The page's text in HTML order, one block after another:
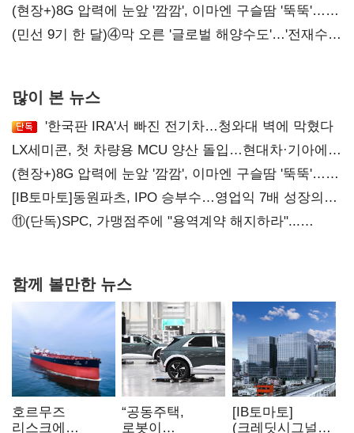
압박 시사
(현장+)8G 압력에 눈앞 '깜깜', 이마엔 구슬땀 '뚝뚝'…
화려한 에어쇼 뒤 땀방울
(민선 9기 한 달)④막 오른 '글로벌 해양수도'…'전재수
많이 본 뉴스
'한국판 IRA'서 빠진 전기차…청와대 벽에 막혔다
LX세미콘, 첫 차량용 MCU 양산 돌입…현대차·기아에
공급
(현장+)8G 압력에 눈앞 '깜깜', 이마엔 구슬땀 '뚝뚝'…
화려한 에어쇼 뒤 땀방울
[IB토마토]동원파츠, IPO 승부수…영업익 7배 성장의
이면은 고객 편중
⑪(단독)SPC, 가맹점주에 "용역계약 해지하라"...
함께 볼만한 뉴스
호르무즈
리스크에
“공동주택,
로봇이
[IB토마토]
(크레딧시그널)